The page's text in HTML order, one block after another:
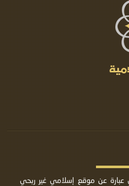
عبارة عن موقع إسلامي غير ربحي